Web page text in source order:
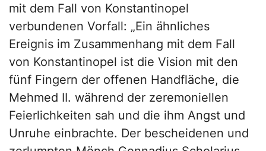
mit dem Fall von Konstantinopel
verbundenen Vorfall: „Ein ähnliches
Ereignis im Zusammenhang mit dem Fall
von Konstantinopel ist die Vision mit den
fünf Fingern der offenen Handfläche, die
Mehmed II. während der zeremoniellen
Feierlichkeiten sah und die ihm Angst und
Unruhe einbrachte. Der bescheidenen und